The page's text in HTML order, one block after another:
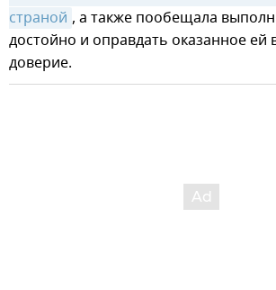
страной , а также пообещала
достойно и оправдать оказанное ей
доверие.